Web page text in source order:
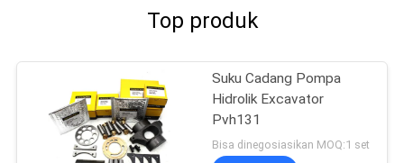
Top produk
Suku Cadang Pompa
Hidrolik Excavator
Pvh131
Bisa dinegosiasikan MOQ:1 set